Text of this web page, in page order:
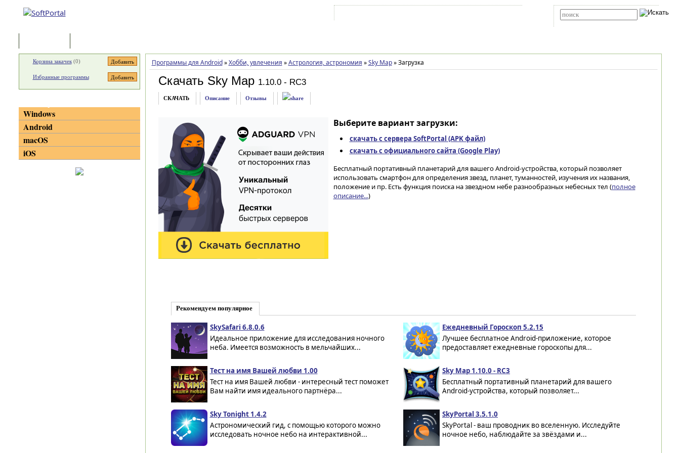
Программы для Android » Хобби, увлечения » Астрология, астрономия » Sky Map »Загрузка
Скачать Sky Map 1.10.0 - RC3
СКАЧАТЬ Описание Отзывы
Выберите вариант загрузки:
скачать с сервера SoftPortal (APK файл)
скачать с официального сайта (Google Play)
Бесплатный портативный планетарий для вашего Android-устройства, который позволяет
использовать смартфон для определения звезд, планет, туманностей, изучения их названия,
положение и пр. Есть функция поиска на звездном небе разнообразных небесных тел (полное
описание...)
Рекомендуем популярное
SkySafari 6.8.0.6
Идеальное приложение для исследования ночного
неба. Имеется возможность в мельчайших...
Ежедневный Гороскоп 5.2.15
Лучшее бесплатное Android-приложение, которое
предоставляет ежедневные гороскопы для...
Тест на имя Вашей любви 1.00
Тест на имя Вашей любви - интересный тест поможет
Вам найти имя идеального партнёра...
Sky Map 1.10.0 - RC3
Бесплатный портативный планетарий для вашего
Android-устройства, который позволяет...
Sky Tonight 1.4.2
Астрономический гид, с помощью которого можно
исследовать ночное небо на интерактивной...
SkyPortal 3.5.1.0
SkyPortal - ваш проводник во вселенную. Исследуйте
ночное небо, наблюдайте за звёздами и...
Корзина закачек(0)
Избранные программы
Windows
Android
macOS
iOS